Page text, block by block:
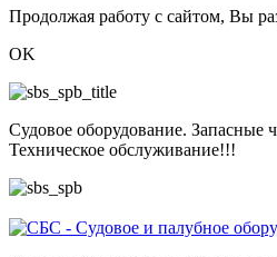
Продолжая работу с сайтом, Вы
OK
Судовое оборудование. Запасные
Техническое обслуживание!!!